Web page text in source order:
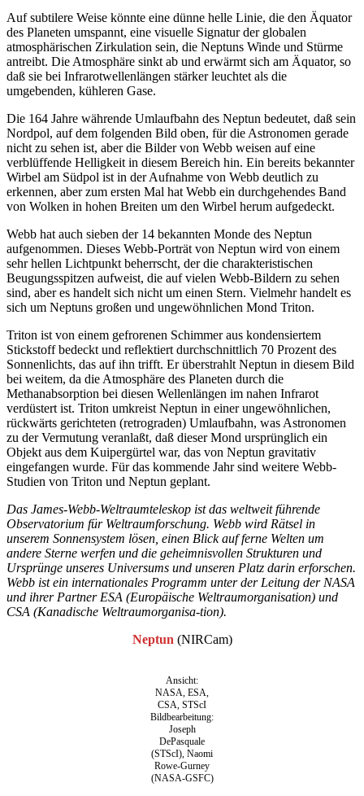
Auf subtilere Weise könnte eine dünne helle Linie, die den Äquator
des Planeten umspannt, eine visuelle Signatur der globalen
atmosphärischen Zirkulation sein, die Neptuns Winde und Stürme
antreibt. Die Atmosphäre sinkt ab und erwärmt sich am Äquator, so
daß sie bei Infrarotwellenlängen stärker leuchtet als die
umgebenden, kühleren Gase.
Die 164 Jahre währende Umlaufbahn des Neptun bedeutet, daß sein
Nordpol, auf dem folgenden Bild oben, für die Astronomen gerade
nicht zu sehen ist, aber die Bilder von Webb weisen auf eine
verblüffende Helligkeit in diesem Bereich hin. Ein bereits bekannter
Wirbel am Südpol ist in der Aufnahme von Webb deutlich zu
erkennen, aber zum ersten Mal hat Webb ein durchgehendes Band
von Wolken in hohen Breiten um den Wirbel herum aufgedeckt.
Webb hat auch sieben der 14 bekannten Monde des Neptun
aufgenommen. Dieses Webb-Porträt von Neptun wird von einem
sehr hellen Lichtpunkt beherrscht, der die charakteristischen
Beugungsspitzen aufweist, die auf vielen Webb-Bildern zu sehen
sind, aber es handelt sich nicht um einen Stern. Vielmehr handelt es
sich um Neptuns großen und ungewöhnlichen Mond Triton.
Triton ist von einem gefrorenen Schimmer aus kondensiertem
Stickstoff bedeckt und reflektiert durchschnittlich 70 Prozent des
Sonnenlichts, das auf ihn trifft. Er überstrahlt Neptun in diesem Bild
bei weitem, da die Atmosphäre des Planeten durch die
Methanabsorption bei diesen Wellenlängen im nahen Infrarot
verdüstert ist. Triton umkreist Neptun in einer ungewöhnlichen,
rückwärts gerichteten (retrograden) Umlaufbahn, was Astronomen
zu der Vermutung veranlaßt, daß dieser Mond ursprünglich ein
Objekt aus dem Kuipergürtel war, das von Neptun gravitativ
eingefangen wurde. Für das kommende Jahr sind weitere Webb-
Studien von Triton und Neptun geplant.
Das James-Webb-Weltraumteleskop ist das weltweit führende
Observatorium für Weltraumforschung. Webb wird Rätsel in
unserem Sonnensystem lösen, einen Blick auf ferne Welten um
andere Sterne werfen und die geheimnisvollen Strukturen und
Ursprünge unseres Universums und unseren Platz darin erforschen.
Webb ist ein internationales Programm unter der Leitung der NASA
und ihrer Partner ESA (Europäische Weltraumorganisation) und
CSA (Kanadische Weltraumorganisa-tion).
Neptun (NIRCam)
Ansicht:
NASA, ESA,
CSA, STScI
Bildbearbeitung:
Joseph
DePasquale
(STScI), Naomi
Rowe-Gurney
(NASA-GSFC)